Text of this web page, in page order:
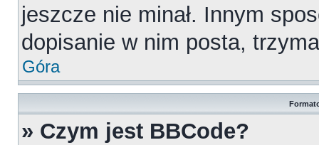
jeszcze nie minał. Innym
dopisanie w nim posta,
Góra
» Czym jest BBCode?